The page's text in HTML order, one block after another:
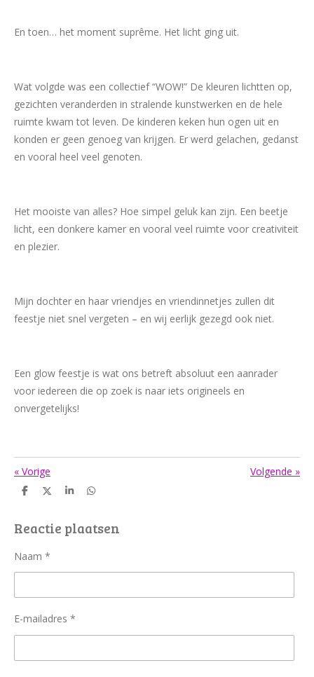
En toen… het moment suprême. Het licht ging uit.
Wat volgde was een collectief “WOW!” De kleuren lichtten op,
gezichten veranderden in stralende kunstwerken en de hele
ruimte kwam tot leven. De kinderen keken hun ogen uit en
konden er geen genoeg van krijgen. Er werd gelachen, gedanst
en vooral heel veel genoten.
Het mooiste van alles? Hoe simpel geluk kan zijn. Een beetje
licht, een donkere kamer en vooral veel ruimte voor creativiteit
en plezier.
Mijn dochter en haar vriendjes en vriendinnetjes zullen dit
feestje niet snel vergeten – en wij eerlijk gezegd ook niet.
Een glow feestje is wat ons betreft absoluut een aanrader
voor iedereen die op zoek is naar iets origineels en
onvergetelijks!
« Vorige Volgende »
D
e
n
D
l
S
r
e
D
e
n
Reactie plaatsen
Naam *
E-mailadres *